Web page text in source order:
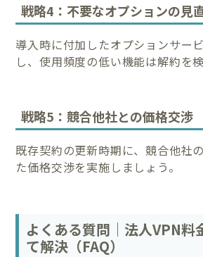
戦略4：不要なオプションの見
導入時に付加したオプションサー
し、使用頻度の低い機能は解約を
戦略5：競合他社との価格交渉
既存契約の更新時期に、競合他社
た価格交渉を実施しましょう。
よくある質問｜法人VPN料
て解決（FAQ）